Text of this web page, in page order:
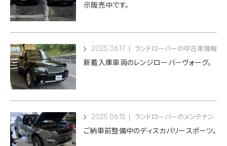
示販売中です。
2025.06.17 ランドローバーの中古車情報
新着入庫車両のレンジローバーヴォーグ。
2025.06.15 ランドローバーのメンテナンス
ご納車前整備中のディスカバリースポーツ。